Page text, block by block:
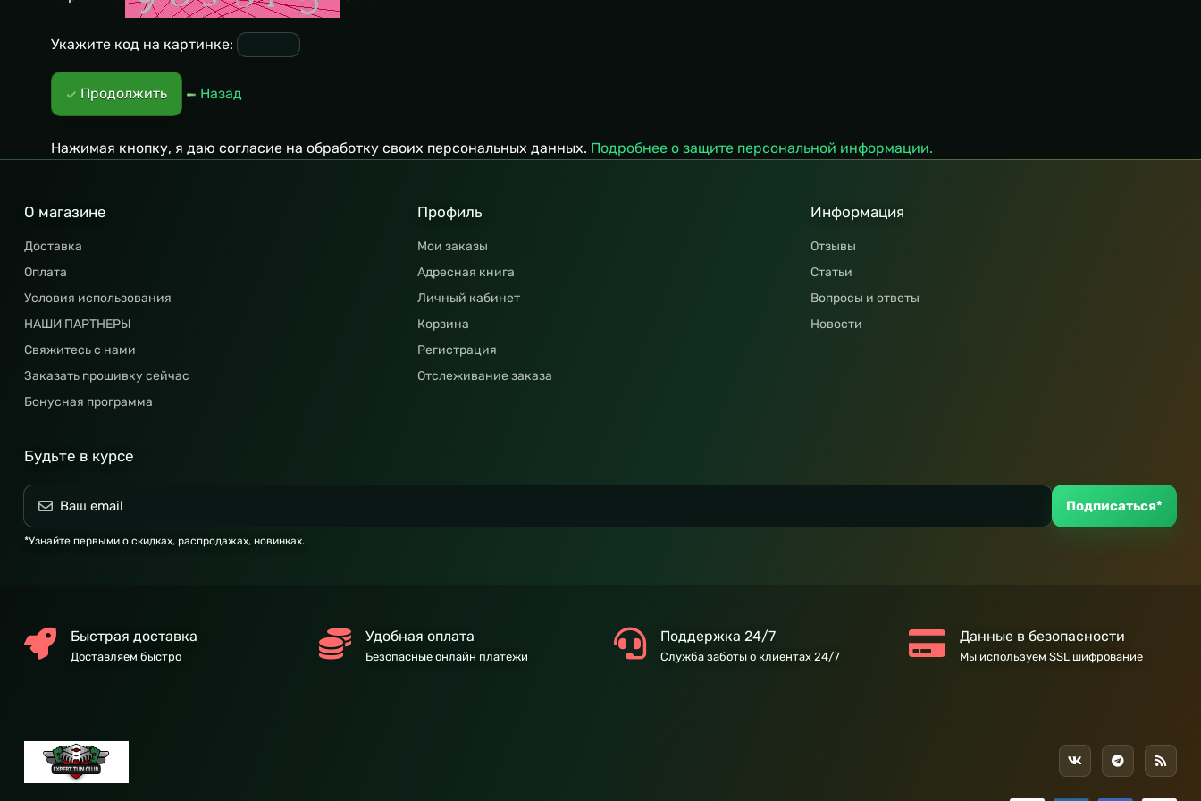
Укажите код на картинке:
Продолжить Назад
Нажимая кнопку, я даю согласие на обработку своих персональных данных. Подробнее о защите персональной информации.
О магазине
Доставка
Оплата
Условия использования
НАШИ ПАРТНЕРЫ
Свяжитесь с нами
Заказать прошивку сейчас
Бонусная программа
Профиль
Мои заказы
Адресная книга
Личный кабинет
Корзина
Регистрация
Отслеживание заказа
Информация
Отзывы
Статьи
Вопросы и ответы
Новости
Будьте в курсе
Подписаться*
*Узнайте первыми о скидках, распродажах, новинках.
Быстрая доставка
Доставляем быстро
Удобная оплата
Безопасные онлайн платежи
Поддержка 24/7
Служба заботы о клиентах 24/7
Данные в безопасности
Мы используем SSL шифрование